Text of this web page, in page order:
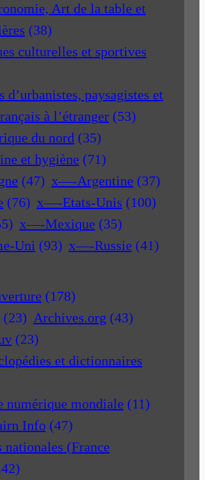
Art de la table et
(38)
culturelles et sportives
paysagistes et
à l’étranger (53)
du nord (35)
et hygiène (71)
(47) x—-Argentine (37)
(76) x—-Etats-Unis (100)
x—-Mexique (35)
Uni (93) x—-Russie (41)
(178)
(23) Archives.org (43)
(23)
et dictionnaires
numérique mondiale (11)
Info (47)
nationales (France